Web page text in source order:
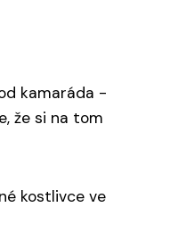
kamaráda -
že si na tom
kostlivce ve